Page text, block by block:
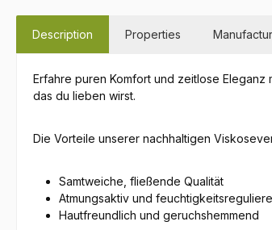
Description Properties
Erfahre puren Komfort und zeitlose Eleganz
das du lieben wirst.
Die Vorteile unserer nachhaltigen
Samtweiche, fließende Qualität
Atmungsaktiv und
Hautfreundlich und geruchshemmend